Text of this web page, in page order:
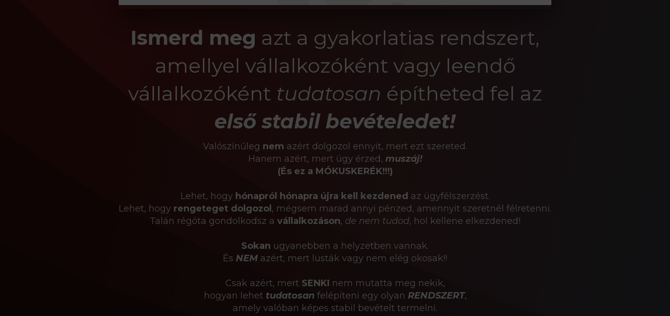
Ismerd meg azt a gyakorlatias rendszert,
amellyel vállalkozóként vagy leendő
vállalkozóként tudatosan építheted fel az
első stabil bevételedet!
Valószínűleg nem azért dolgozol ennyit, mert ezt szereted.
Hanem azért, mert úgy érzed, muszáj!
(És ez a MÓKUSKERÉK!!!)
Lehet, hogy hónapról hónapra újra kell kezdened az ügyfélszerzést.
Lehet, hogy rengeteget dolgozol , mégsem marad annyi pénzed, amennyit szeretnél félretenni.
Talán régóta gondolkodsz a vállalkozáson, de nem tudod, hol kellene elkezdened!
Sokan ugyanebben a helyzetben vannak.
És NEM azért, mert lusták vagy nem elég okosak!!
Csak azért, mert SENKI nem mutatta meg nekik,
hogyan lehet tudatosan felépíteni egy olyan RENDSZERT,
amely valóban képes stabil bevételt termelni.